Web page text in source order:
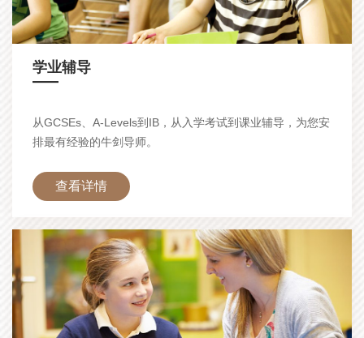
学业辅导
—
从GCSEs、A-Levels到IB，从入学考试到课业辅导，为您安
排最有经验的牛剑导师。
查看详情